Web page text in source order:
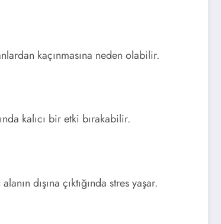
kaçınmasına neden olabilir.
kalıcı bir etki bırakabilir.
dışına çıktığında stres yaşar.